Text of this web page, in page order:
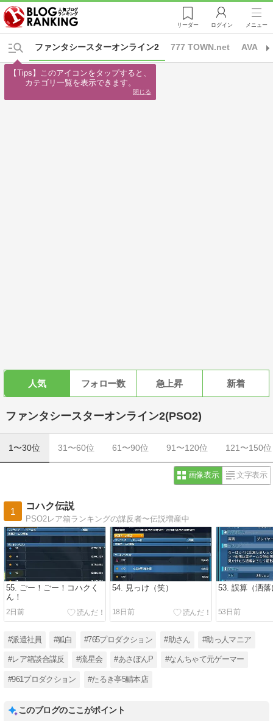
リーダー ログイン メニュー
777 TOWN.net AVA
ファンタシースターオンライン2
人気 フォロー数 急上昇 新着
ファンタシースターオンライン2(PSO2)
1〜30位 31〜60位 61〜90位 91〜120位 121〜150位
画像表示 文字表示
1
コハク伝説
PSO2レア箱ランキングの謀反者〜伝説増産中
55. ごー！ごー！コハクく
ん！
2日前
54. 見っけ（笑）
18日前
53. 誤算（洒
53日前
#派遣社員 #狐白 #765プロダクション #助さん #助っ人マニア
#レア箱談合謀反 #流星会 #あさぽんP #なんちゃて元ゲーマー
#961プロダクション #たるき亭5鯖本店
このブログのここがポイント
【Tips】このアイコンをタップすると、
カテゴリ一覧を表示できます。
閉じる